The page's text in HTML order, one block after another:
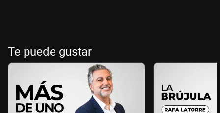
Te puede gustar